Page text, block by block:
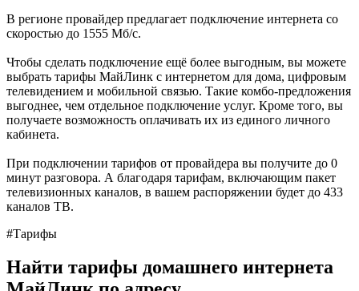
В регионе провайдер предлагает подключение интернета со
скоростью до 1555 Мб/с.
Чтобы сделать подключение ещё более выгодным, вы можете
выбрать тарифы МайЛинк с интернетом для дома, цифровым
телевидением и мобильной связью. Такие комбо-предложения
выгоднее, чем отдельное подключение услуг. Кроме того, вы
получаете возможность оплачивать их из единого личного
кабинета.
При подключении тарифов от провайдера вы получите до 0
минут разговора. А благодаря тарифам, включающим пакет
телевизионных каналов, в вашем распоряжении будет до 433
каналов ТВ.
#Тарифы
Найти тарифы домашнего интернета